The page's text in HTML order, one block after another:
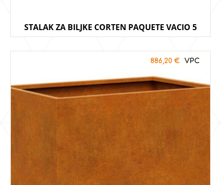
STALAK ZA BILJKE CORTEN PAQUETE VACIO 5
886,20 €